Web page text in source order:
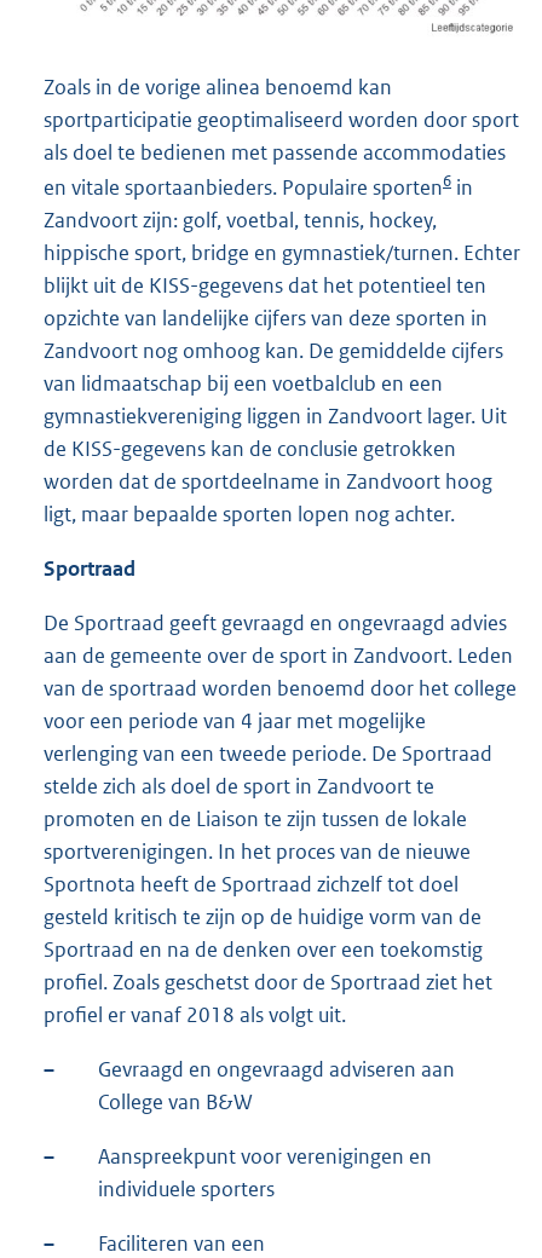
Zoals in de vorige alinea benoemd kan
sportparticipatie geoptimaliseerd worden door sport
als doel te bedienen met passende accommodaties
en vitale sportaanbieders. Populaire sporten6 in
Zandvoort zijn: golf, voetbal, tennis, hockey,
hippische sport, bridge en gymnastiek/turnen. Echter
blijkt uit de KISS-gegevens dat het potentieel ten
opzichte van landelijke cijfers van deze sporten in
Zandvoort nog omhoog kan. De gemiddelde cijfers
van lidmaatschap bij een voetbalclub en een
gymnastiekvereniging liggen in Zandvoort lager. Uit
de KISS-gegevens kan de conclusie getrokken
worden dat de sportdeelname in Zandvoort hoog
ligt, maar bepaalde sporten lopen nog achter.
Sportraad
De Sportraad geeft gevraagd en ongevraagd advies
aan de gemeente over de sport in Zandvoort. Leden
van de sportraad worden benoemd door het college
voor een periode van 4 jaar met mogelijke
verlenging van een tweede periode. De Sportraad
stelde zich als doel de sport in Zandvoort te
promoten en de Liaison te zijn tussen de lokale
sportverenigingen. In het proces van de nieuwe
Sportnota heeft de Sportraad zichzelf tot doel
gesteld kritisch te zijn op de huidige vorm van de
Sportraad en na de denken over een toekomstig
profiel. Zoals geschetst door de Sportraad ziet het
profiel er vanaf 2018 als volgt uit.
–
Gevraagd en ongevraagd adviseren aan
College van B&W
–
Aanspreekpunt voor verenigingen en
individuele sporters
–
Faciliteren van een